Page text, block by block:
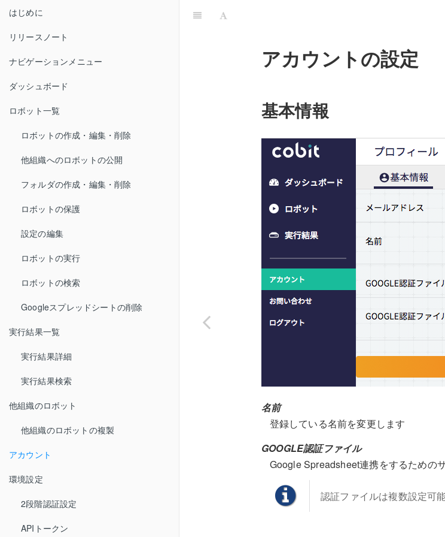
はじめに
リリースノート
ナビゲーションメニュー
ダッシュボード
ロボット一覧
ロボットの作成・編集・削除
他組織へのロボットの公開
フォルダの作成・編集・削除
ロボットの保護
設定の編集
ロボットの実行
ロボットの検索
Googleスプレッドシートの削除
実行結果一覧
実行結果詳細
実行結果検索
他組織のロボット
他組織のロボットの複製
アカウント
環境設定
2段階認証設定
APIトークン
アカウントの設定
基本情報
名前
登録している名前を変更します
GOOGLE認証ファイル
Google Spreadsheet連携をするための
認証ファイルは複数設定可能